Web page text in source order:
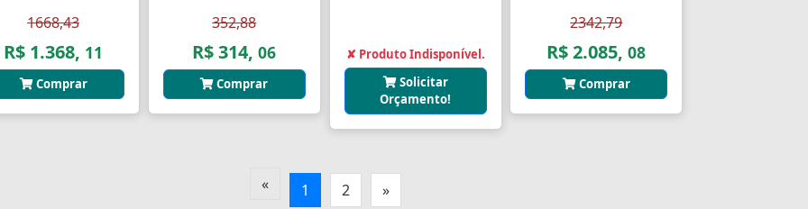
1668,43
R$ 1.368, 11
Comprar
352,88
R$ 314,06
Comprar
✘ Produto Indisponível.
Solicitar
Orçamento!
2342,79
R$ 2.085,08
Comprar
« 1 2 »